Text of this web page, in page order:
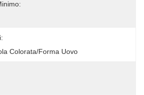
Colorata/forma Uovo